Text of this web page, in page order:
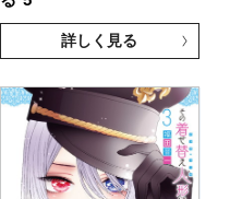
詳しく見る